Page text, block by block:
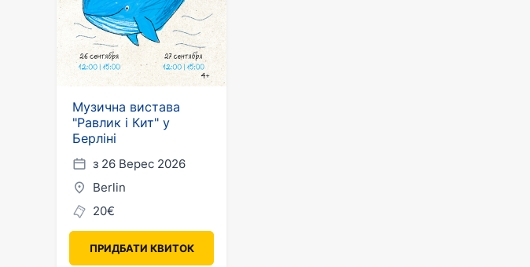
Музична вистава
"Равлик і Кит" у
Берліні
з 26 Верес 2026
Berlin
20€
ПРИДБАТИ КВИТОК